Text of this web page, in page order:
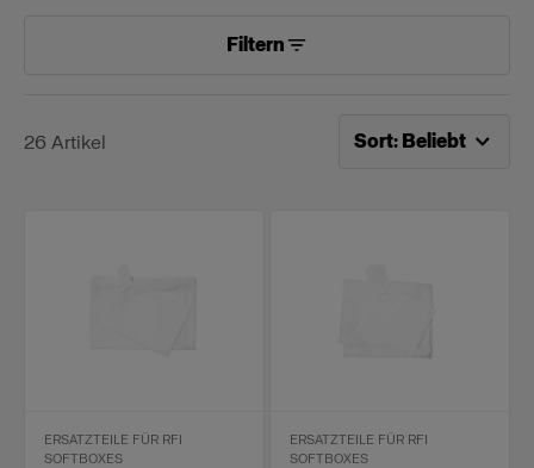
Filtern
26 Artikel
Jetzt sortieren nach
Sort: Beliebt
ERSATZTEILE FÜR RFI
SOFTBOXES
ERSATZTEILE FÜR RFI
SOFTBOXES